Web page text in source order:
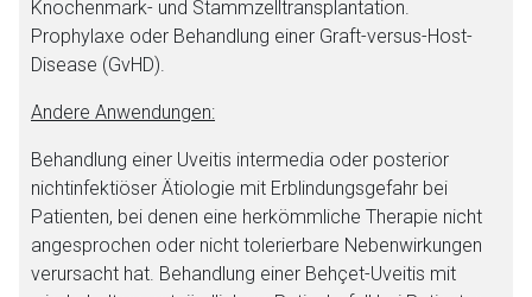
Knochenmark- und Stammzelltransplantation.
Prophylaxe oder Behandlung einer Graft-versus-Host-
Disease (GvHD).
Andere Anwendungen:
Behandlung einer Uveitis intermedia oder posterior
nichtinfektiöser Ätiologie mit Erblindungsgefahr bei
Patienten, bei denen eine herkömmliche Therapie nicht
angesprochen oder nicht tolerierbare Nebenwirkungen
verursacht hat. Behandlung einer Behçet-Uveitis mit
Der von Ihnen aufgerufene Link öffnet eine externe Web-
Seite. Für die Inhalte der externen Web-Seite ist deren
Betreiber verantwortlich. Ebenso gelten dort ggf. andere
Zurück zur rote-liste.de Zur Seite